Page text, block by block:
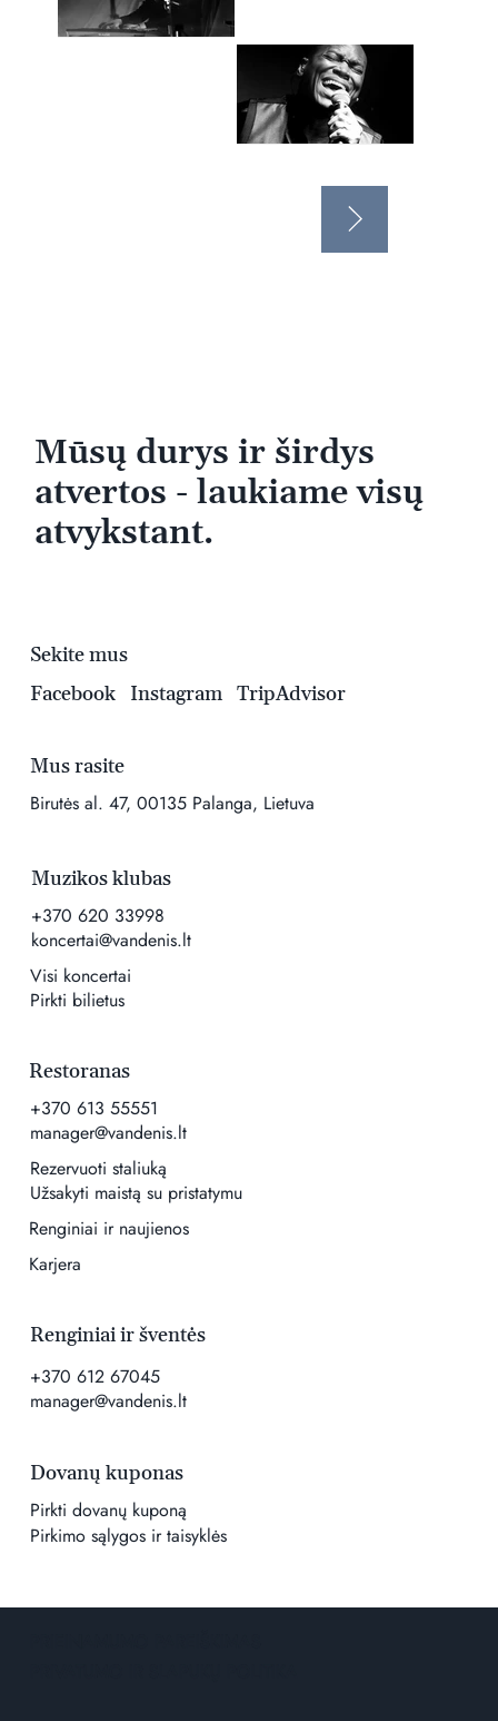
Mūsų durys ir širdys
atvertos - laukiame visų
atvykstant.
Mus rasite
Birutės al. 47, 00135 Palanga, Lietuva
Muzikos klubas
+370 620 33998
koncertai@vandenis.lt
Visi koncertai
Pirkti bilietus
Renginiai ir šventės
+370 612 67045
manager@vandenis.lt
Restoranas
+370 613 55551
manager@vandenis.lt
Rezervuoti staliuką
Užsakyti maistą su pristatymu
Renginiai ir naujienos
Karjera
Sekite mus
Facebook
Instagram TripAdvisor
Dovanų kuponas
Pirkti dovanų kuponą
Pirkimo sąlygos ir taisyklės